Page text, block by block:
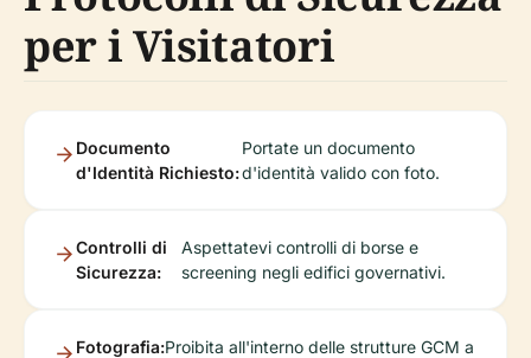
per i Visitatori
Documento
d'Identità Richiesto:
Portate un documento
d'identità valido con foto.
Controlli di
Sicurezza:
Aspettatevi controlli di borse e
screening negli edifici governativi.
Fotografia:Proibita all'interno delle strutture GCM a